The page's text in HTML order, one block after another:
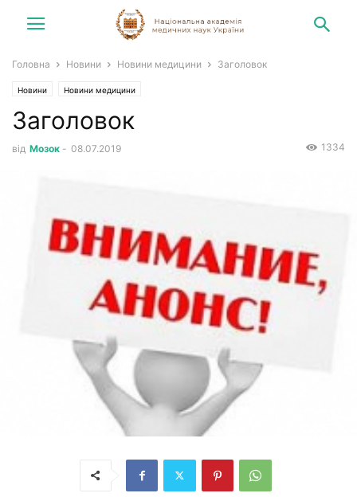
Головна Новини Новини медицини Заголовок
Новини Новини медицини
Заголовок
від Мозок - 08.07.2019 1334